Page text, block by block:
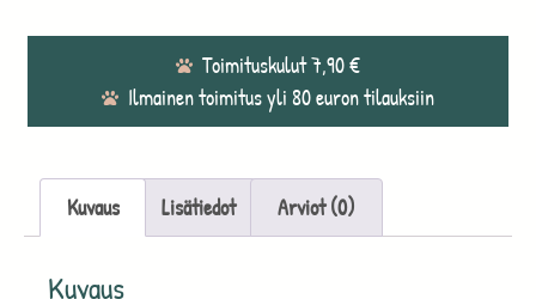
Toimituskulut 7,90 €
Ilmainen toimitus yli 80 euron tilauksiin
Kuvaus Lisätiedot Arviot (0)
Kuvaus